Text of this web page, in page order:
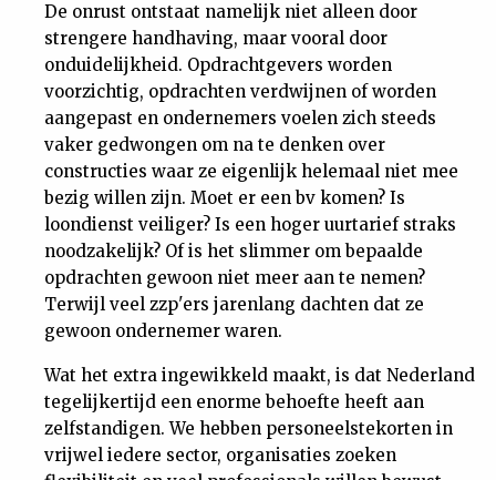
De onrust ontstaat namelijk niet alleen door
strengere handhaving, maar vooral door
onduidelijkheid. Opdrachtgevers worden
voorzichtig, opdrachten verdwijnen of worden
aangepast en ondernemers voelen zich steeds
vaker gedwongen om na te denken over
constructies waar ze eigenlijk helemaal niet mee
bezig willen zijn. Moet er een bv komen? Is
loondienst veiliger? Is een hoger uurtarief straks
noodzakelijk? Of is het slimmer om bepaalde
opdrachten gewoon niet meer aan te nemen?
Terwijl veel zzp'ers jarenlang dachten dat ze
gewoon ondernemer waren.
Wat het extra ingewikkeld maakt, is dat Nederland
tegelijkertijd een enorme behoefte heeft aan
zelfstandigen. We hebben personeelstekorten in
vrijwel iedere sector, organisaties zoeken